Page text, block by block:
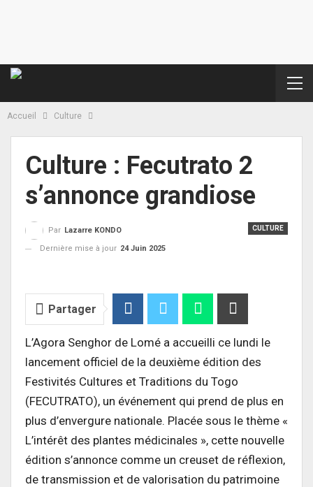
Accueil Culture
Culture : Fecutrato 2
s’annonce grandiose
CULTURE
Par Lazarre KONDO
Dernière mise à jour 24 Juin 2025
Partager
L’Agora Senghor de Lomé a accueilli ce lundi le
lancement officiel de la deuxième édition des
Festivités Cultures et Traditions du Togo
(FECUTRATO), un événement qui prend de plus en
plus d’envergure nationale. Placée sous le thème «
L’intérêt des plantes médicinales », cette nouvelle
édition s’annonce comme un creuset de réflexion,
de transmission et de valorisation du patrimoine